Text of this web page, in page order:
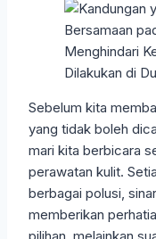
Sebelum kita
yang tidak boleh
mari kita berbicara
perawatan kulit.
berbagai polusi,
memberikan